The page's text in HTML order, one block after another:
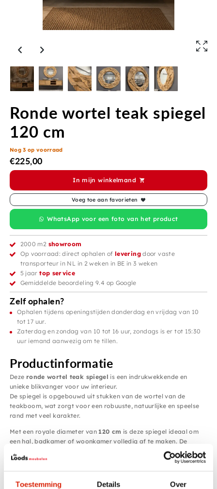
Toestemming Details Over
Ronde wortel teak spiegel
120 cm
Nog 3 op voorraad
€225,00
In mijn winkelmand
Voeg toe aan favorieten
WhatsApp voor een foto van het product
2000 m2 showroom
Op voorraad: direct ophalen ofleveringdoor vaste
transporteur in NL in 2 weken in BE in 3 weken
5 jaartop service
Gemiddelde beoordeling 9.4 op Google
Zelf ophalen?
Ophalen tijdens openingstijden donderdag en vrijdag van 10
tot 17 uur.
Zaterdag en zondag van 10 tot 16 uur, zondags is er tot 15:30
uur iemand aanwezig om te tillen.
Productinformatie
Deze ronde wortel teak spiegel is een indrukwekkende en
unieke blikvanger voor uw interieur.
De spiegel is opgebouwd uit stukken van de wortel van de
teakboom, wat zorgt voor een robuuste, natuurlijke en speelse
rand met veel karakter.
Met een royale diameter van 120 cm is deze spiegel ideaal om
een hal, badkamer of woonkamer volledig af te maken. De
combinatie van het warme teak hout en het organische ontwerp
maakt dit een echt statement piece dat direct sfeer toevoegt
aan elke ruimte.Een unieke spiegel die natuur, ambacht en design
samenbrengt.